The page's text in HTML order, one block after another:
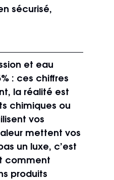
sécurisé,
et eau
: ces chiffres
la réalité est
chimiques ou
vos
mettent vos
un luxe, c’est
comment
produits